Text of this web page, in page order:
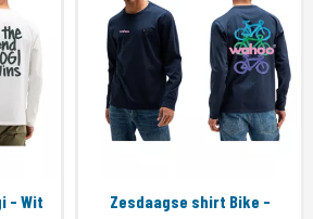
- Wit
Zesdaagse shirt Bike -